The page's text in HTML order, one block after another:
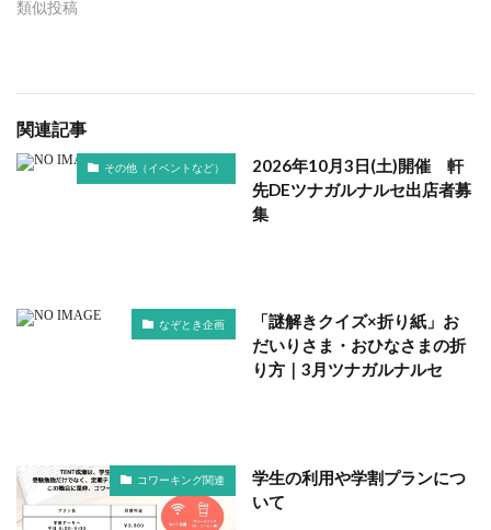
類似投稿
関連記事
その他（イベントなど）
2026年10月3日(土)開催 軒
先DEツナガルナルセ出店者募
集
なぞとき企画
「謎解きクイズ×折り紙」お
だいりさま・おひなさまの折
り方｜3月ツナガルナルセ
コワーキング関連
学生の利用や学割プランにつ
いて